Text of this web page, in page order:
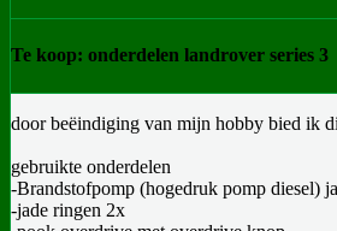
Te koop: onderdelen landrover series 3
door beëindiging van mijn hobby bied ik
gebruikte onderdelen
-Brandstofpomp (hogedruk pomp diesel)
-jade ringen 2x